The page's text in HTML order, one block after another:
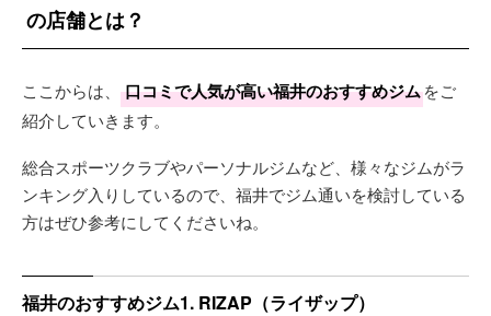
の店舗とは？
ここからは、 口コミで人気が高い福井のおすすめジムをご
紹介していきます。
総合スポーツクラブやパーソナルジムなど、様々なジムがラ
ンキング入りしているので、福井でジム通いを検討している
方はぜひ参考にしてくださいね。
福井のおすすめジム1. RIZAP（ライザップ）